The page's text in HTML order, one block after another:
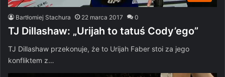
Bartłomiej Stachura 22 marca 2017 0
TJ Dillashaw: „Urijah to tatuś Cody’ego”
TJ Dillashaw przekonuje, że to Urijah Faber stoi za jego
konfliktem z…